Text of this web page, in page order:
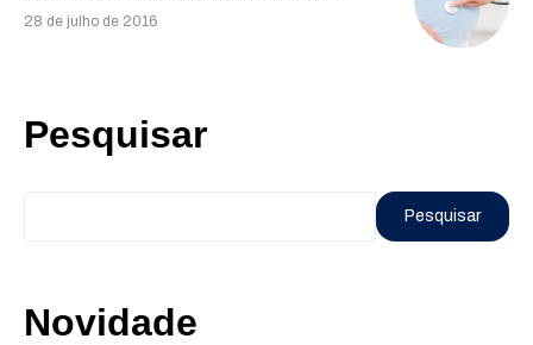
28 de julho de 2016
Pesquisar
Pesquisar
Novidade